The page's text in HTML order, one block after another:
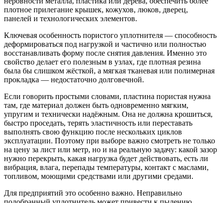
плотное прилегание крышек, кожухов, люков, дверец,
панелей и технологических элементов.
Ключевая особенность пористого уплотнителя — способность
деформироваться под нагрузкой и частично или полностью
восстанавливать форму после снятия давления. Именно это
свойство делает его полезным в узлах, где плотная резина
была бы слишком жёсткой, а мягкая тканевая или полимерная
прокладка — недостаточно долговечной.
Если говорить простыми словами, пластина пористая нужна
там, где материал должен быть одновременно мягким,
упругим и технически надёжным. Она не должна крошиться,
быстро проседать, терять эластичность или переставать
выполнять свою функцию после нескольких циклов
эксплуатации. Поэтому при выборе важно смотреть не только
на цену за лист или метр, но и на реальную задачу: какой зазор
нужно перекрыть, какая нагрузка будет действовать, есть ли
вибрация, влага, перепады температуры, контакт с маслами,
топливом, моющими средствами или другими средами.
Для предприятий это особенно важно. Неправильно